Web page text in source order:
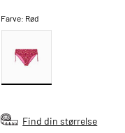
Farve: Rød
Find din størrelse